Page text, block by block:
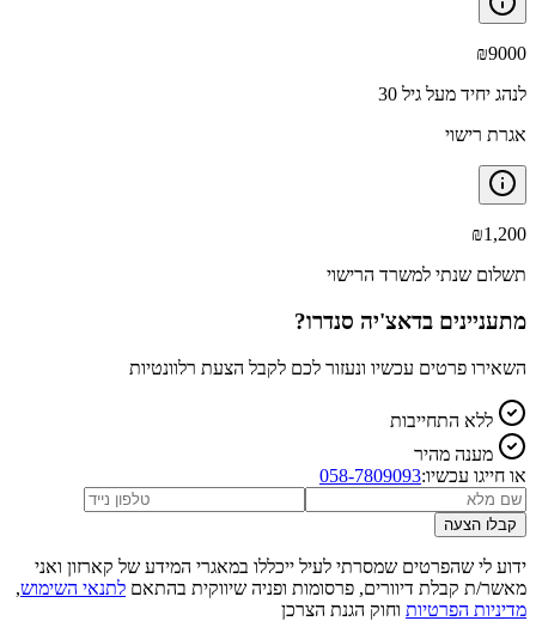
₪9000
לנהג יחיד מעל גיל 30
אגרת רישוי
₪1,200
תשלום שנתי למשרד הרישוי
מתעניינים בדאצ'יה סנדרו?
השאירו פרטים עכשיו ונעזור לכם לקבל הצעת רלוונטיות
ללא התחייבות
מענה מהיר
או חייגו עכשיו:058-7809093
קבלו הצעה
ידוע לי שהפרטים שמסרתי לעיל ייכללו במאגרי המידע של קארזון ואני
מאשר/ת קבלת דיוורים, פרסומות ופניה שיווקית בהתאם לתנאי השימוש,
מדיניות הפרטיות וחוק הגנת הצרכן